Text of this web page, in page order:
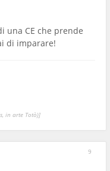
una CE che prende
di imparare!
in arte Totò)]
9